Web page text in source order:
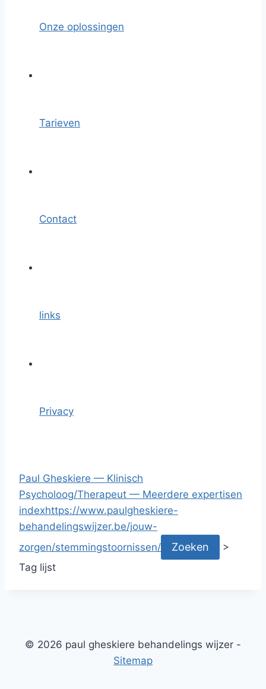
Onze oplossingen
Tarieven
Contact
links
Privacy
Paul Gheskiere — Klinisch
Psycholoog/Therapeut — Meerdere expertisen
indexhttps://www.paulgheskiere-
behandelingswijzer.be/jouw-
zorgen/stemmingstoornissen/
>
Tag lijst
© 2026 paul gheskiere behandelings wijzer -
Sitemap